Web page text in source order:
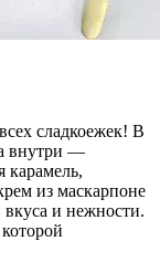
сладкоежек! В
внутри —
карамель,
из маскарпоне
и нежности.